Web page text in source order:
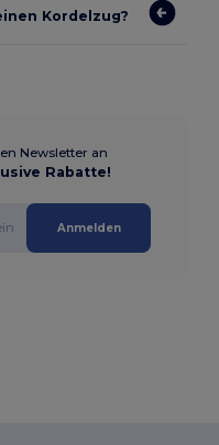
Kordelzug?
Newsletter an
Rabatte!
Anmelden